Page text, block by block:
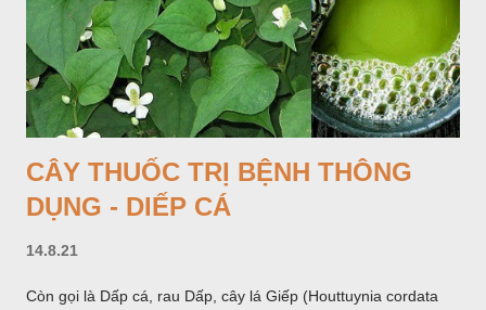
vùng rừng núi, được bà con nhiều địa phương đem về trồng từ
lâu đời ở trong vườn, quanh bờ ao, dọc hàng rào và trên các
đồi để làm thức ăn cho người và gia súc, gặp nhiều ở các tỉnh
Lạng s...
CÂY THUỐC TRỊ BỆNH THÔNG
DỤNG - DIẾP CÁ
14.8.21
Còn gọi là Dấp cá, rau Dấp, cây lá Giếp (Houttuynia cordata